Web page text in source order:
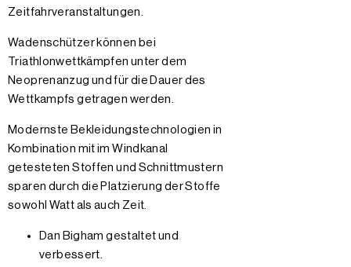
Zeitfahrveranstaltungen.
Wadenschützer können bei
Triathlonwettkämpfen unter dem
Neoprenanzug und für die Dauer des
Wettkampfs getragen werden.
Modernste Bekleidungstechnologien in
Kombination mit im Windkanal
getesteten Stoffen und Schnittmustern
sparen durch die Platzierung der Stoffe
sowohl Watt als auch Zeit.
Dan Bigham gestaltet und
verbessert.